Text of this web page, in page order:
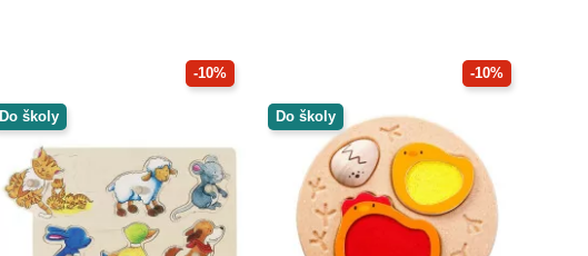
-10%
Do školy
-10%
Do školy